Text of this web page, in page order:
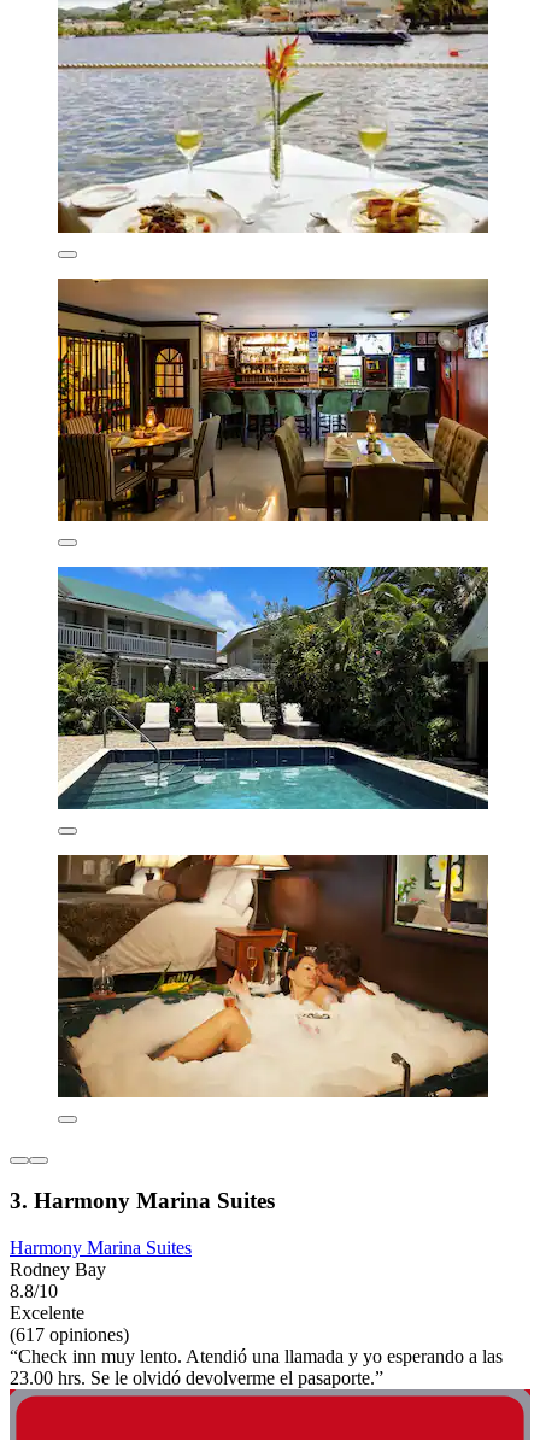
3. Harmony Marina Suites
Harmony Marina Suites
Rodney Bay
8.8/10
Excelente
(617 opiniones)
“Check inn muy lento. Atendió una llamada y yo esperando a las
23.00 hrs. Se le olvidó devolverme el pasaporte.”